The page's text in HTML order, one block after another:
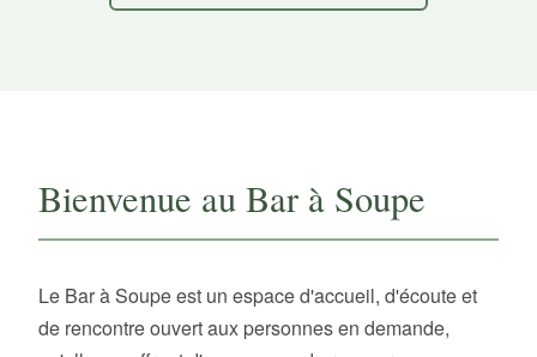
Bienvenue au Bar à Soupe
Le Bar à Soupe est un espace d'accueil, d'écoute et
de rencontre ouvert aux personnes en demande,